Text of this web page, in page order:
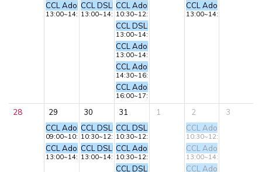
CCL Adobe Premiere 교육 - 사진 스틸 작업
13:00~14:30
CCL DSLR 카메라 교육 – 심화 촬영
13:00~14:30
CCL Adobe Photoshop 교육 - 기본 툴 익히
10:30~12:00
CCL DSLR 카메라 교육 – 심화 촬영
13:00~14:30
CCL Adobe Photoshop 교육 - 기본 툴 익히
13:00~14:30
CCL Adobe Photoshop 교육 – 기본 툴 익히
14:30~16:00
CCL Adobe Photoshop 교육 – 기본 툴 익히
16:00~17:30
CCL Adobe Premiere
13:00~14:30
28
29
CCL Adobe Premiere 교육 - 동영상 편집
09:00~10:30
CCL Adobe Premiere 교육 - 사진 스틸 작업
13:00~14:30
30
CCL DSLR 카메라 교육 – 기초 촬영
10:30~12:00
CCL DSLR 카메라 교육 – 심화 촬영
13:00~14:30
31
CCL DSLR 카메라 교육 – 기초 촬영
10:30~12:00
CCL Adobe Photoshop 교육 - 기본 툴 익히
10:30~12:00
CCL DSLR 카메라 교육 – 심화 촬영
1
2
CCL Adobe
10:30~12:00
CCL Adobe
13:00~14:30
CCL Adobe
3